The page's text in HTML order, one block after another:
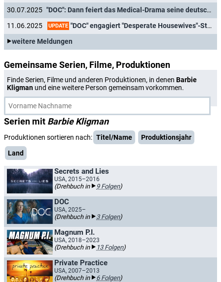
30.07.2025
"DOC": Dann feiert das Medical-Drama seine deutsche Free-TV-Premiere
11.06.2025
UPDATE "DOC" engagiert "Desperate Housewives"-Star für neue Staffel
weitere Meldungen
Gemeinsame Serien, Filme, Produktionen
Finde Serien, Filme und anderen Produktionen, in denen Barbie
Kligman und eine weitere Person gemeinsam vorkommen.
Serien mit Barbie Kligman
Produktionen sortieren nach: Titel/Name
Produktionsjahr
Land
Secrets and Lies
USA, 2015–2016
(Drehbuch in 9 Folgen)
DOC
USA, 2025–
(Drehbuch in 3 Folgen)
Magnum P.I.
USA, 2018–2023
(Drehbuch in 13 Folgen)
Private Practice
USA, 2007–2013
(Drehbuch in 6 Folgen)